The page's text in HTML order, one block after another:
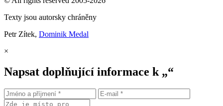
Texty jsou autorsky chráněny
Petr Zítek, Dominik Medal
×
Napsat doplňující informace k „“